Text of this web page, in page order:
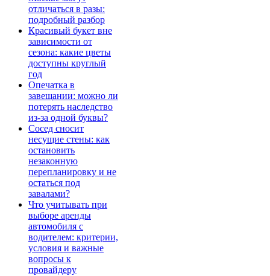
отличаться в разы:
подробный разбор
Красивый букет вне
зависимости от
сезона: какие цветы
доступны круглый
год
Опечатка в
завещании: можно ли
потерять наследство
из-за одной буквы?
Сосед сносит
несущие стены: как
остановить
незаконную
перепланировку и не
остаться под
завалами?
Что учитывать при
выборе аренды
автомобиля с
водителем: критерии,
условия и важные
вопросы к
провайдеру